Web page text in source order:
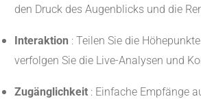
den Druck des Augenblicks und die
Interaktion : Teilen Sie die
verfolgen Sie die Live-Analysen und
Zugänglichkeit : Einfache Empfänge